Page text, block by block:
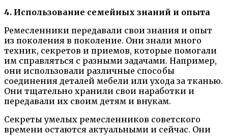
4. Использование семейных знаний и опыта
Ремесленники передавали свои знания и опыт
из поколения в поколение. Они знали много
техник, секретов и приемов, которые помогали
им справляться с разными задачами. Например,
они использовали различные способы
соединения деталей мебели или ухода за тканью.
Они тщательно хранили свои наработки и
передавали их своим детям и внукам.
Секреты умелых ремесленников советского
времени остаются актуальными и сейчас. Они